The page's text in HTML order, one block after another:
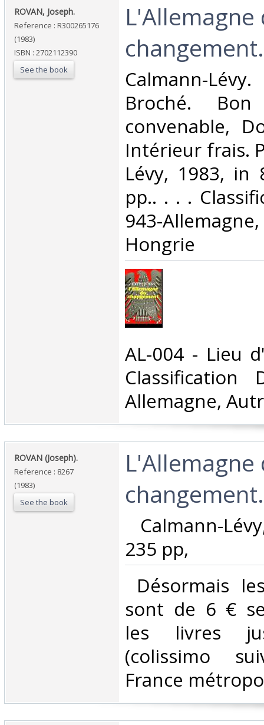
‎ROVAN, Joseph.‎
Reference : R300265176
(1983)
ISBN : 2702112390
See the book
‎L'Allemagne
changement.‎
‎Calmann-
Broché.
convenable,
Intérieur frais.
Lévy, 1983, in
pp.. . . .
943-
Hongrie‎
‎AL-004 - Lieu
Classification
Allemagne,
‎ROVAN (Joseph).‎
Reference : 8267
(1983)
See the book
‎L'Allemagne
changement.‎
Calmann-
235 pp, ‎
Désormais
sont de 6 €
les livres
(colissimo
France